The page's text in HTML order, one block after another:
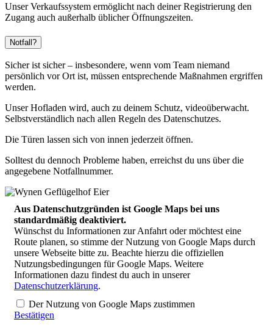
Unser Verkaufssystem ermöglicht nach deiner Registrierung den
Zugang auch außerhalb üblicher Öffnungszeiten.
Notfall?
Sicher ist sicher – insbesondere, wenn vom Team niemand
persönlich vor Ort ist, müssen entsprechende Maßnahmen ergriffen
werden.
Unser Hofladen wird, auch zu deinem Schutz, videoüberwacht.
Selbstverständlich nach allen Regeln des Datenschutzes.
Die Türen lassen sich von innen jederzeit öffnen.
Solltest du dennoch Probleme haben, erreichst du uns über die
angegebene Notfallnummer.
Aus Datenschutzgründen ist Google Maps bei uns
standardmäßig deaktiviert.
Wünschst du Informationen zur Anfahrt oder möchtest eine
Route planen, so stimme der Nutzung von Google Maps durch
unsere Webseite bitte zu. Beachte hierzu die offiziellen
Nutzungsbedingungen für Google Maps. Weitere
Informationen dazu findest du auch in unserer
Datenschutzerklärung.
Der Nutzung von Google Maps zustimmen
Bestätigen